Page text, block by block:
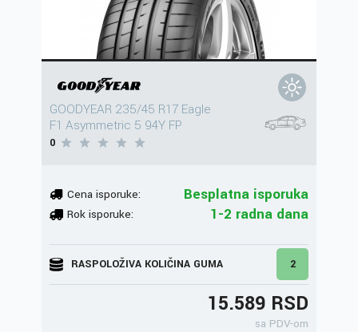
GOODYEAR 235/45 R17 Eagle
F1 Asymmetric 5 94Y FP
0
Cena isporuke: Besplatna isporuka
Rok isporuke: 1-2 radna dana
RASPOLOŽIVA KOLIČINA GUMA 2
15.589 RSD
sa PDV-om